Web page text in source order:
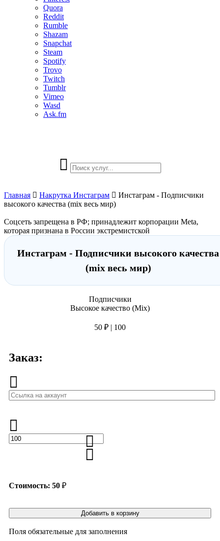
Quora
Reddit
Rumble
Shazam
Snapchat
Steam
Spotify
Trovo
Twitch
Tumblr
Vimeo
Wasd
Ask.fm
Главная Накрутка Инстаграм
Инстаграм - Подписчики
высокого качества (mix весь мир)
Соцсеть запрещена в РФ; принадлежит корпорации Meta,
которая признана в России экстремистской
Инстаграм - Подписчики высокого качества
(mix весь мир)
Подписчики
Высокое качество (Mix)
50 ₽ | 100
Заказ:
Стоимость: 50 ₽
Добавить в корзину
Поля обязательные для заполнения